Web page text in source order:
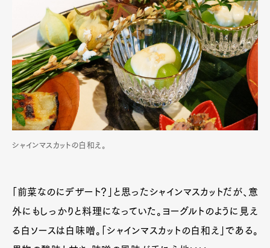
Art&DesignWatch
ProductCultureLifestyle
シャインマスカットの白和え。
「前菜なのにデザート？」と思ったシャインマスカットだが、意
外にもしっかりと料理になっていた。ヨーグルトのように見え
る白ソースは白味噌。「シャインマスカットの白和え」である。